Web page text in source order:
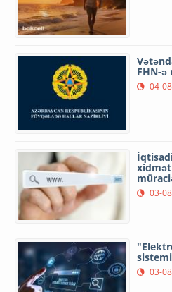
FHN-
04-
03-
03-